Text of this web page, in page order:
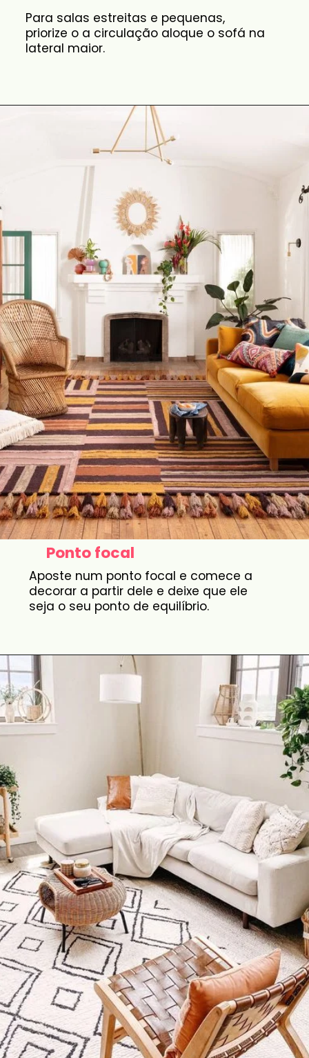
Para salas estreitas e pequenas,
priorize o a circulação aloque o sofá na
lateral maior.
Ponto focal
Aposte num ponto focal e comece a
decorar a partir dele e deixe que ele
seja o seu ponto de equilíbrio.